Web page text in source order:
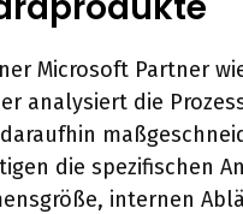
Microsoft Partner
analysiert die
die spezifischen
internen